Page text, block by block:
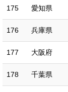
175 愛知県
176 兵庫県
177 大阪府
178 千葉県